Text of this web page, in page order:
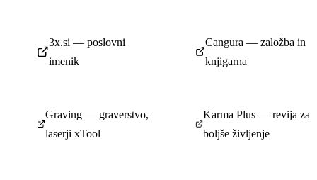
3x.si — poslovni
imenik
Cangura — založba in
knjigarna
Graving — graverstvo,
laserji xTool
Karma Plus — revija za
boljše življenje